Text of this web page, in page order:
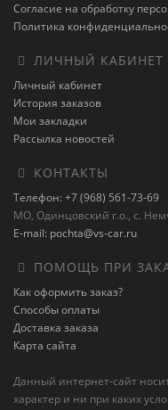
Согласие на обработку
Политика
ЛИЧНЫЙ КАБИНЕТ
Личный кабинет
История заказов
Мои закладки
Рассылка новостей
КОНТАКТЫ
Телефон: +7 (968) 561-73-69
МО, Одинцовский г.о., с.
E-mail: pochta@vs-car.ru
ПОМОЩЬ ПРИ
Как оформить заказ?
Способы оплаты
Доставка заказа
Карта сайта
Данный интернет-сайт
характер и ни при каких